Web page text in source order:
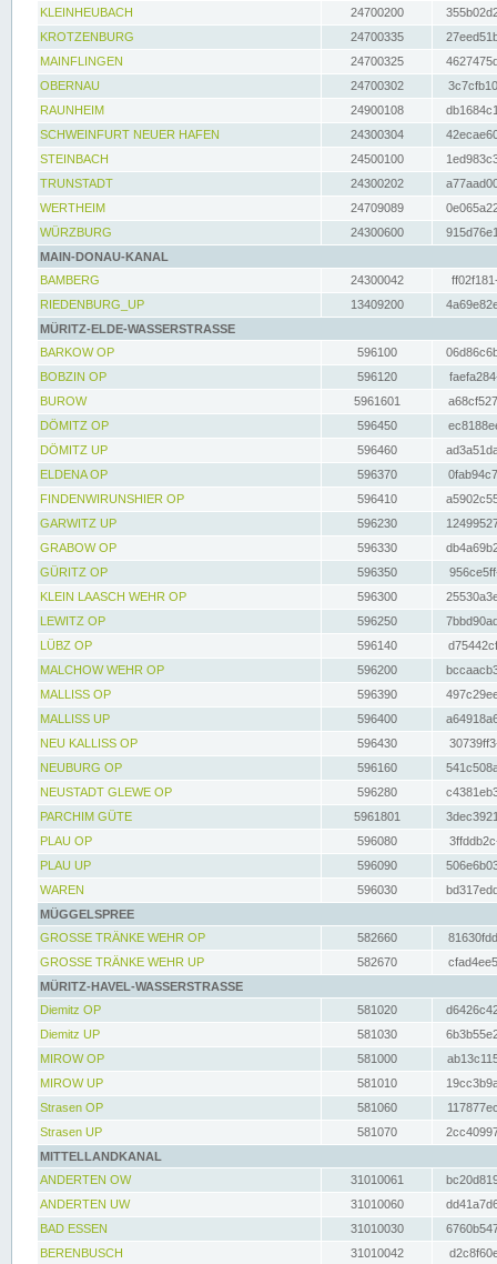
KLEINHEUBACH 24700200
KROTZENBURG
24700335
MAINFLINGEN
24700325
OBERNAU
24700302
RAUNHEIM
24900108
SCHWEINFURT NEUER HAFEN
24300304
STEINBACH
24500100
TRUNSTADT
24300202
WERTHEIM
24709089
WÜRZBURG
24300600
MAIN-DONAU-KANAL
BAMBERG
24300042
RIEDENBURG_UP
13409200
MÜRITZ-ELDE-WASSERSTRASSE
BARKOW OP
596100
BOBZIN OP
596120
BUROW
5961601
DÖMITZ OP
596450
DÖMITZ UP
596460
ELDENA OP
596370
FINDENWIRUNSHIER OP
596410
GARWITZ UP
596230
GRABOW OP
596330
GÜRITZ OP
596350
KLEIN LAASCH WEHR OP
596300
LEWITZ OP
596250
LÜBZ OP
596140
MALCHOW WEHR OP
596200
MALLISS OP
596390
MALLISS UP
596400
NEU KALLISS OP
596430
NEUBURG OP
596160
NEUSTADT GLEWE OP
596280
PARCHIM GÜTE
5961801
PLAU OP
596080
PLAU UP
596090
WAREN
596030
MÜGGELSPREE
GROSSE TRÄNKE WEHR OP
582660
GROSSE TRÄNKE WEHR UP
582670
MÜRITZ-HAVEL-WASSERSTRASSE
Diemitz OP
581020
Diemitz UP
581030
MIROW OP
581000
MIROW UP
581010
Strasen OP
581060
Strasen UP
581070
MITTELLANDKANAL
ANDERTEN OW
31010061
ANDERTEN UW
31010060
BAD ESSEN
31010030
BERENBUSCH
31010042